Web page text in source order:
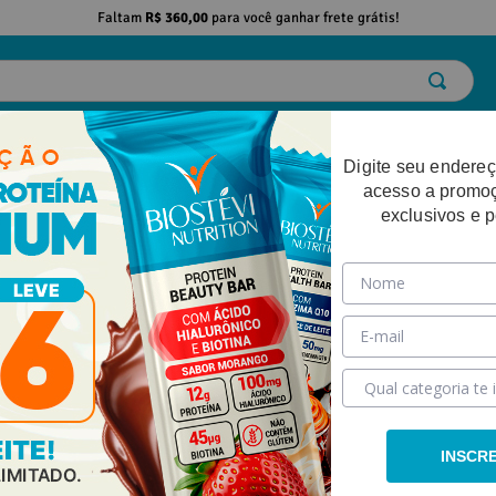
Faltam R$ 360,00para você ganhar frete grátis!
EMAGRECIMENTO DESEMPENHO FÍSICO
Digite seu
acesso a
exclusivos e